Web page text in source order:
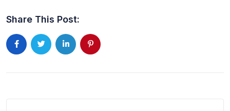
Share This Post: